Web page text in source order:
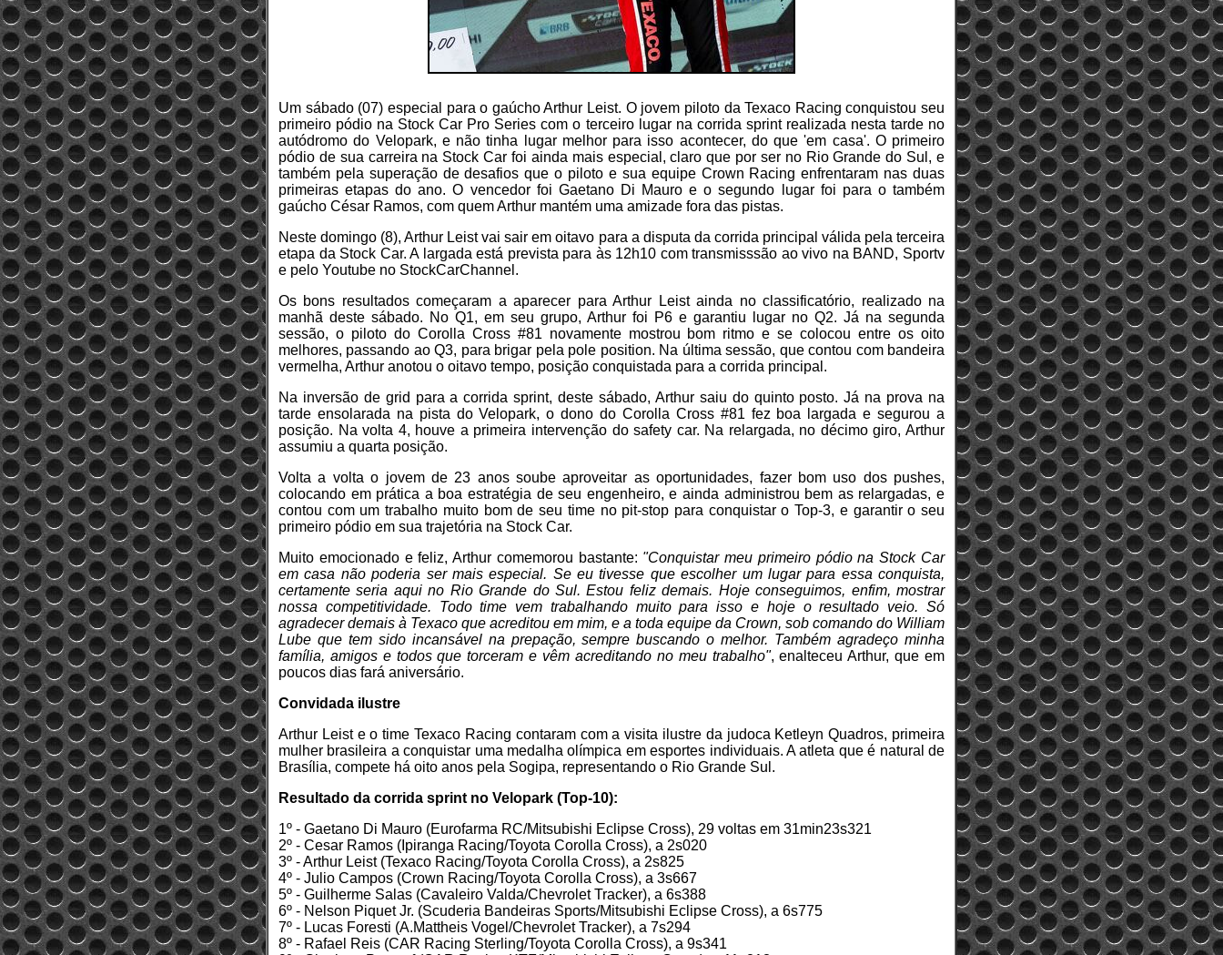
Um sábado (07) especial para o gaúcho Arthur Leist. O jovem piloto da Texaco Racing conquistou seu
primeiro pódio na Stock Car Pro Series com o terceiro lugar na corrida sprint realizada nesta tarde no
autódromo do Velopark, e não tinha lugar melhor para isso acontecer, do que 'em casa'. O primeiro
pódio de sua carreira na Stock Car foi ainda mais especial, claro que por ser no Rio Grande do Sul, e
também pela superação de desafios que o piloto e sua equipe Crown Racing enfrentaram nas duas
primeiras etapas do ano. O vencedor foi Gaetano Di Mauro e o segundo lugar foi para o também
gaúcho César Ramos, com quem Arthur mantém uma amizade fora das pistas.
Neste domingo (8), Arthur Leist vai sair em oitavo para a disputa da corrida principal válida pela terceira
etapa da Stock Car. A largada está prevista para às 12h10 com transmisssão ao vivo na BAND, Sportv
e pelo Youtube no StockCarChannel.
Os bons resultados começaram a aparecer para Arthur Leist ainda no classificatório, realizado na
manhã deste sábado. No Q1, em seu grupo, Arthur foi P6 e garantiu lugar no Q2. Já na segunda
sessão, o piloto do Corolla Cross #81 novamente mostrou bom ritmo e se colocou entre os oito
melhores, passando ao Q3, para brigar pela pole position. Na última sessão, que contou com bandeira
vermelha, Arthur anotou o oitavo tempo, posição conquistada para a corrida principal.
Na inversão de grid para a corrida sprint, deste sábado, Arthur saiu do quinto posto. Já na prova na
tarde ensolarada na pista do Velopark, o dono do Corolla Cross #81 fez boa largada e segurou a
posição. Na volta 4, houve a primeira intervenção do safety car. Na relargada, no décimo giro, Arthur
assumiu a quarta posição.
Volta a volta o jovem de 23 anos soube aproveitar as oportunidades, fazer bom uso dos pushes,
colocando em prática a boa estratégia de seu engenheiro, e ainda administrou bem as relargadas, e
contou com um trabalho muito bom de seu time no pit-stop para conquistar o Top-3, e garantir o seu
primeiro pódio em sua trajetória na Stock Car.
Muito emocionado e feliz, Arthur comemorou bastante: "Conquistar meu primeiro pódio na Stock Car
em casa não poderia ser mais especial. Se eu tivesse que escolher um lugar para essa conquista,
certamente seria aqui no Rio Grande do Sul. Estou feliz demais. Hoje conseguimos, enfim, mostrar
nossa competitividade. Todo time vem trabalhando muito para isso e hoje o resultado veio. Só
agradecer demais à Texaco que acreditou em mim, e a toda equipe da Crown, sob comando do William
Lube que tem sido incansável na prepação, sempre buscando o melhor. Também agradeço minha
família, amigos e todos que torceram e vêm acreditando no meu trabalho", enalteceu Arthur, que em
poucos dias fará aniversário.
Convidada ilustre
Arthur Leist e o time Texaco Racing contaram com a visita ilustre da judoca Ketleyn Quadros, primeira
mulher brasileira a conquistar uma medalha olímpica em esportes individuais. A atleta que é natural de
Brasília, compete há oito anos pela Sogipa, representando o Rio Grande Sul.
Resultado da corrida sprint no Velopark (Top-10):
1º - Gaetano Di Mauro (Eurofarma RC/Mitsubishi Eclipse Cross), 29 voltas em 31min23s321
2º - Cesar Ramos (Ipiranga Racing/Toyota Corolla Cross), a 2s020
3º - Arthur Leist (Texaco Racing/Toyota Corolla Cross), a 2s825
4º - Julio Campos (Crown Racing/Toyota Corolla Cross), a 3s667
5º - Guilherme Salas (Cavaleiro Valda/Chevrolet Tracker), a 6s388
6º - Nelson Piquet Jr. (Scuderia Bandeiras Sports/Mitsubishi Eclipse Cross), a 6s775
7º - Lucas Foresti (A.Mattheis Vogel/Chevrolet Tracker), a 7s294
8º - Rafael Reis (CAR Racing Sterling/Toyota Corolla Cross), a 9s341